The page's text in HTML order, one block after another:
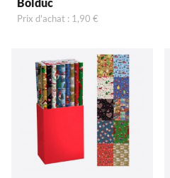
Prix d'achat : 1,90 €